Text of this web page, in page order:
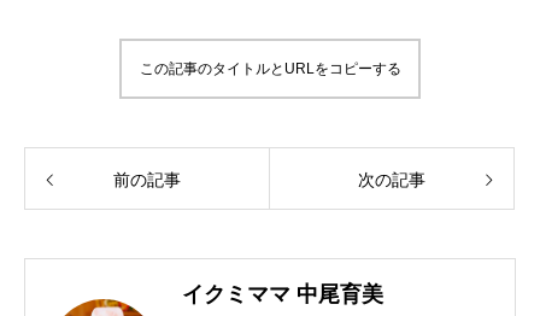
この記事のタイトルとURLをコピーする
前の記事 次の記事
イクミママ 中尾育美